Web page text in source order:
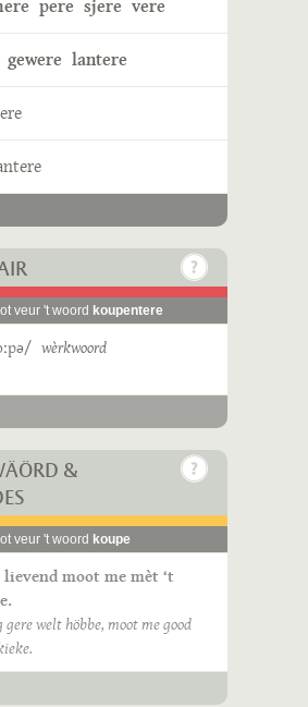
pere sjere vere
gewere lantere
veur 't woord koupentere
wèrkwoord
&
veur 't woord koupe
moot me mèt ‘t
gere welt höbbe, moot me good